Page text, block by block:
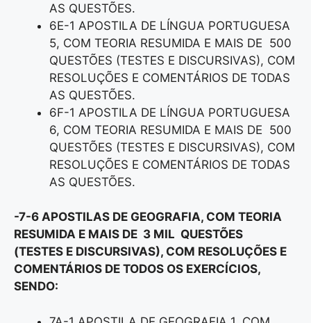
AS QUESTÕES.
6E-1 APOSTILA DE LÍNGUA PORTUGUESA
5, COM TEORIA RESUMIDA E MAIS DE 500
QUESTÕES (TESTES E DISCURSIVAS), COM
RESOLUÇÕES E COMENTÁRIOS DE TODAS
AS QUESTÕES.
6F-1 APOSTILA DE LÍNGUA PORTUGUESA
6, COM TEORIA RESUMIDA E MAIS DE 500
QUESTÕES (TESTES E DISCURSIVAS), COM
RESOLUÇÕES E COMENTÁRIOS DE TODAS
AS QUESTÕES.
-7-6 APOSTILAS DE GEOGRAFIA, COM TEORIA
RESUMIDA E MAIS DE 3 MIL QUESTÕES
(TESTES E DISCURSIVAS), COM RESOLUÇÕES E
COMENTÁRIOS DE TODOS OS EXERCÍCIOS,
SENDO: